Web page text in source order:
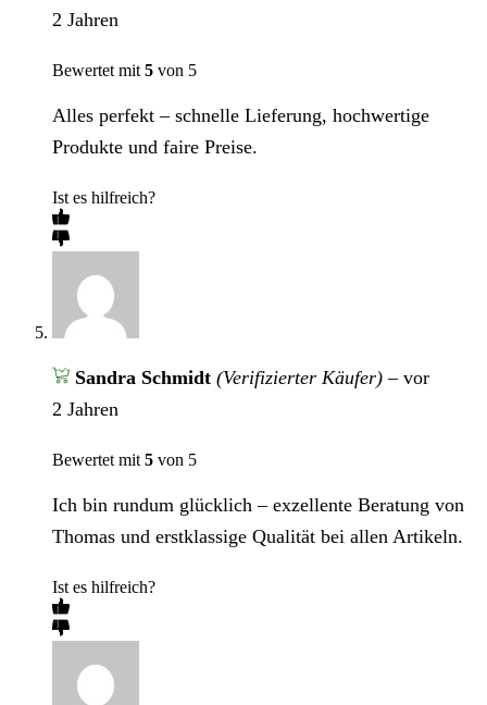
2 Jahren
Bewertet mit 5 von 5
Alles perfekt – schnelle Lieferung, hochwertige
Produkte und faire Preise.
Ist es hilfreich?
Sandra Schmidt (Verifizierter Käufer) – vor
2 Jahren
Bewertet mit 5 von 5
Ich bin rundum glücklich – exzellente Beratung von
Thomas und erstklassige Qualität bei allen Artikeln.
Ist es hilfreich?